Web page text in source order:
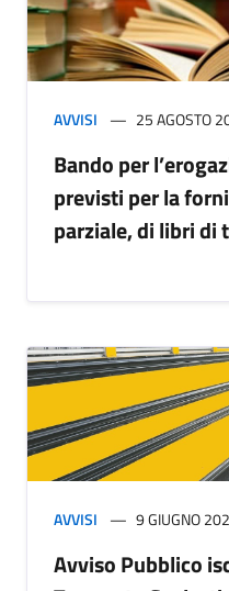
AVVISI 25 AGOSTO
Bando per
previsti per la
parziale, di libri di
AVVISI 9 GIUGNO
Avviso Pubblico